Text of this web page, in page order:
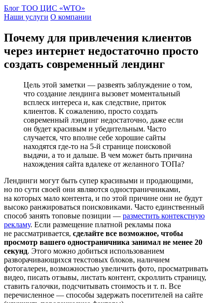
Блог ТОО ЦИС «WTO»
Наши услуги О компании
Почему для привлечения клиентов
через интернет недостаточно просто
создать современный лендинг
Цель этой заметки — развеять заблуждение о том,
что создание лендинга вызовет моментальный
всплеск интереса и, как следствие, приток
клиентов. К сожалению, просто создать
современный лэндинг недостаточно, даже если
он будет красивым и убедительным. Часто
случается, что вполне себе хорошие сайты
находятся где-то на 5-й странице поисковой
выдачи, а то и дальше. В чем может быть причина
нахождения сайта вдалеке от желанного ТОПа?
Лендинги могут быть супер красивыми и продающими,
но по сути своей они являются одностраничниками,
на которых мало контента, и по этой причине они не будут
высоко ранжироваться поисковиками. Часто единственный
способ занять топовые позиции — разместить контекстную
рекламу. Если размещение платной рекламы пока
не рассматривается, сделайте все возможное, чтобы
просмотр вашего одностраничника занимал не менее 20
секунд. Этого можно добиться использованием
разворачивающихся текстовых блоков, наличием
фотогалереи, возможностью увеличить фото, просматривать
видео, писать отзывы, листать контент, скроллить страницу,
ставить галочки, подсчитывать стоимость и т. п. Все
перечисленное — способы задержать посетителей на сайте